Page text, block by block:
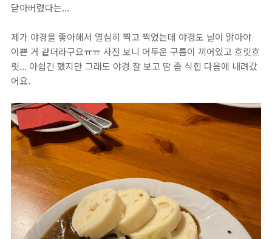
닫아버렸다는...
제가 야경을 좋아해서 열심히 찍고 찍었는데 야경도 날이 맑아야
이쁜 거 같더라구요ㅠㅠ 사진 보니 어두운 구름이 끼어있고 흐릿흐
릿... 아쉽긴 했지만 그래도 야경 잘 보고 땀 좀 식힌 다음에 내려갔
어요.